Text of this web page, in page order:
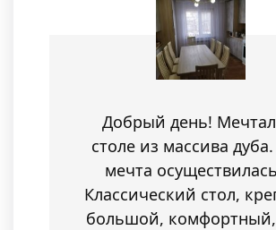
Добрый день!
столе из массива
мечта осуществилась
Классический стол,
большой, комфортный,